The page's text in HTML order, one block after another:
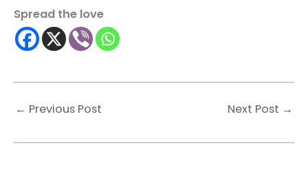
Spread the love
← Previous Post Next Post →